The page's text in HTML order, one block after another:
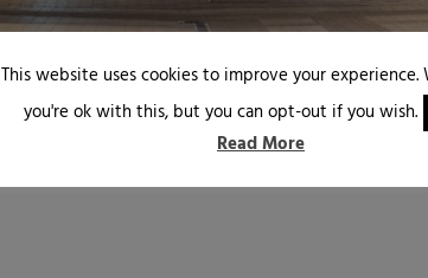
This website uses cookies to improve your experience.
you're ok with this, but you can opt-out if you wish.
Read More